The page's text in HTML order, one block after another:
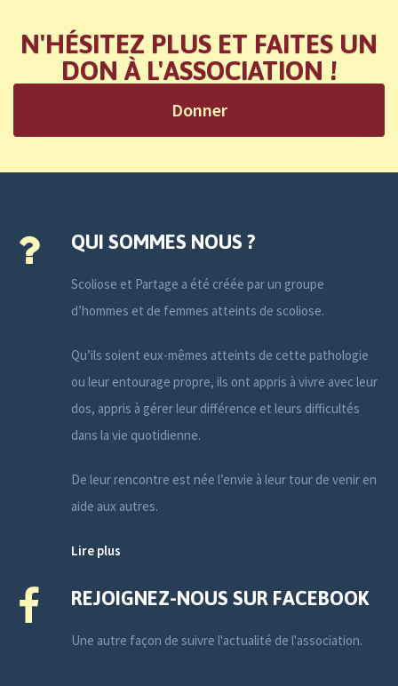
N'HÉSITEZ PLUS ET FAITES UN
DON À L'ASSOCIATION !
Donner
QUI SOMMES NOUS ?
Scoliose et Partage a été créée par un groupe
d’hommes et de femmes atteints de scoliose.
Qu’ils soient eux-mêmes atteints de cette pathologie
ou leur entourage propre, ils ont appris à vivre avec leur
dos, appris à gérer leur différence et leurs difficultés
dans la vie quotidienne.
De leur rencontre est née l’envie à leur tour de venir en
aide aux autres.
Lire plus
REJOIGNEZ-NOUS SUR FACEBOOK
Une autre façon de suivre l'actualité de l'association.